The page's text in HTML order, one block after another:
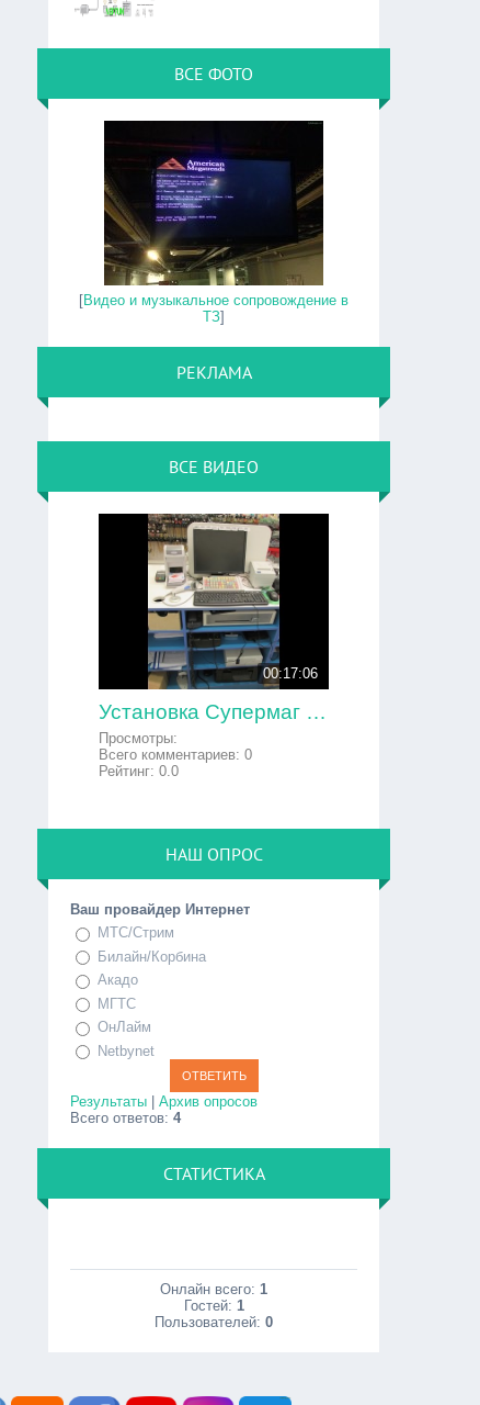
ВСЕ ФОТО
[Видео и музыкальное сопровождение в
ТЗ]
РЕКЛАМА
ВСЕ ВИДЕО
00:17:06
Установка Супермаг версия 49 Linux на POS-терминал
Просмотры:
Всего комментариев:0
Рейтинг:0.0
НАШ ОПРОС
Ваш провайдер Интернет
МТС/Стрим
Билайн/Корбина
Акадо
МГТС
ОнЛайм
Netbynet
Результаты |Архив опросов
Всего ответов:4
СТАТИСТИКА
Онлайн всего:1
Гостей: 1
Пользователей:0